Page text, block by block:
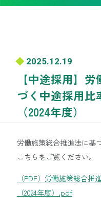
2025.12.19
【中途採用】
づく中途採用比
（2024年度）
労働施策総合推進法に基
こちらをご覧ください。
（PDF）労働施策総合
（2024年度）.pdf